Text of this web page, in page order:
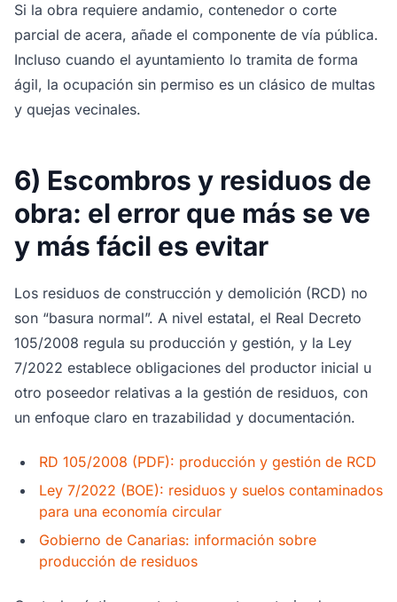
Si la obra requiere andamio, contenedor o corte
parcial de acera, añade el componente de vía pública.
Incluso cuando el ayuntamiento lo tramita de forma
ágil, la ocupación sin permiso es un clásico de multas
y quejas vecinales.
6) Escombros y residuos de
obra: el error que más se ve
y más fácil es evitar
Los residuos de construcción y demolición (RCD) no
son “basura normal”. A nivel estatal, el Real Decreto
105/2008 regula su producción y gestión, y la Ley
7/2022 establece obligaciones del productor inicial u
otro poseedor relativas a la gestión de residuos, con
un enfoque claro en trazabilidad y documentación.
RD 105/2008 (PDF): producción y gestión de RCD
Ley 7/2022 (BOE): residuos y suelos contaminados
para una economía circular
Gobierno de Canarias: información sobre
producción de residuos